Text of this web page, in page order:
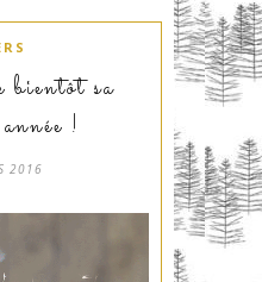
bientôt sa
!
2016